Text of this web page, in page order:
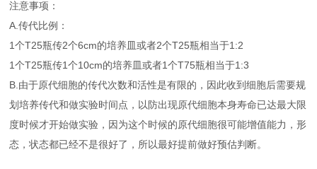
注意事项：
A.传代比例：
1个T25瓶传2个6cm的培养皿或者2个T25瓶相当于1:2
1个T25瓶传1个10cm的培养皿或者1个T75瓶相当于1:3
B.由于原代细胞的传代次数和活性是有限的，因此收到细胞后需要规
划培养传代和做实验时间点，以防出现原代细胞本身寿命已达最大限
度时候才开始做实验，因为这个时候的原代细胞很可能增值能力，形
态，状态都已经不是很好了，所以最好提前做好预估判断。